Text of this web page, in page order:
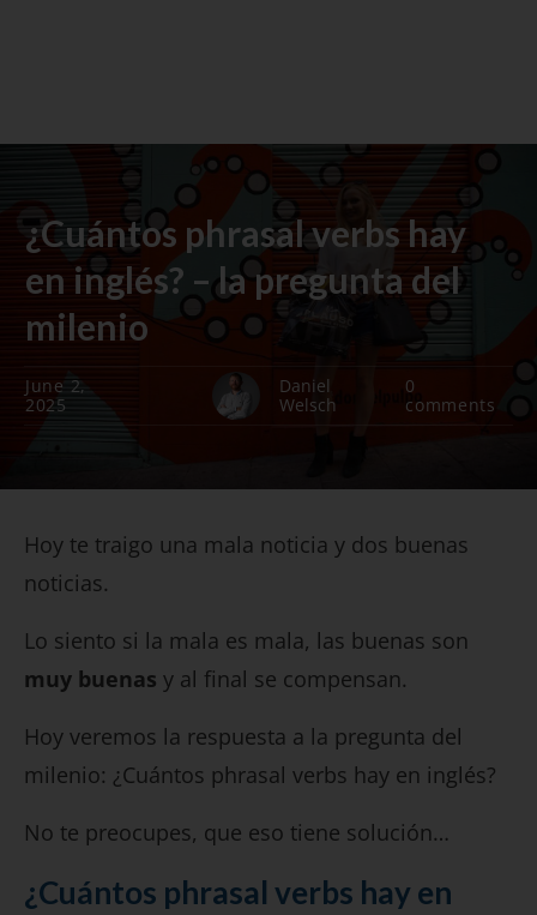
¿Cuántos phrasal verbs hay
en inglés? – la pregunta del
milenio
June 2,
2025
Daniel
Welsch
0
comments
Hoy te traigo una mala noticia y dos buenas
noticias.
Lo siento si la mala es mala, las buenas son
muy buenas y al final se compensan.
Hoy veremos la respuesta a la pregunta del
milenio: ¿Cuántos phrasal verbs hay en inglés?
No te preocupes, que eso tiene solución…
¿Cuántos phrasal verbs hay en